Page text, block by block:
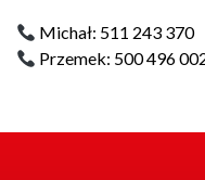
Michał: 511 243 370
Przemek: 500 496